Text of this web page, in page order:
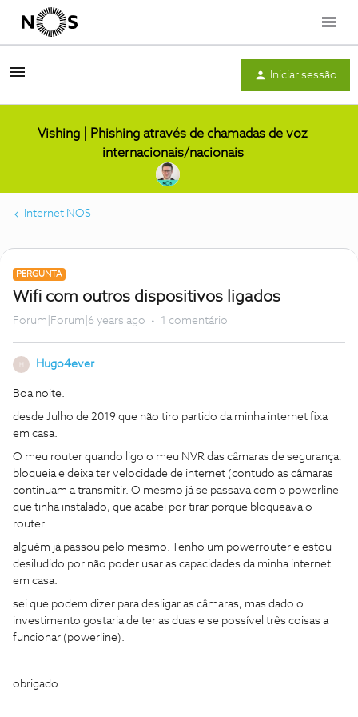
Menu
Iniciar sessão
Vishing | Phishing através de chamadas de voz
internacionais/nacionais
Internet NOS
PERGUNTA
Wifi com outros dispositivos ligados
Forum|Forum|6 years ago 1 comentário
Hugo4ever
Boa noite.
desde Julho de 2019 que não tiro partido da minha internet fixa
em casa.
O meu router quando ligo o meu NVR das câmaras de segurança,
bloqueia e deixa ter velocidade de internet (contudo as câmaras
continuam a transmitir. O mesmo já se passava com o powerline
que tinha instalado, que acabei por tirar porque bloqueava o
router.
alguém já passou pelo mesmo. Tenho um powerrouter e estou
desiludido por não poder usar as capacidades da minha internet
em casa.
sei que podem dizer para desligar as câmaras, mas dado o
investimento gostaria de ter as duas e se possível três coisas a
funcionar (powerline).
obrigado